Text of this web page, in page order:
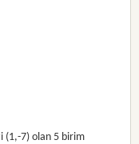
(1,-7) olan 5 birim